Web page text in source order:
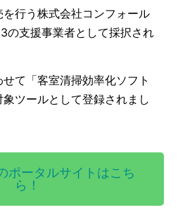
行う株式会社コンフォール
の支援事業者として採択され
て「客室清掃効率化ソフト
ツールとして登録されまし
ポータルサイトはこち
ら！